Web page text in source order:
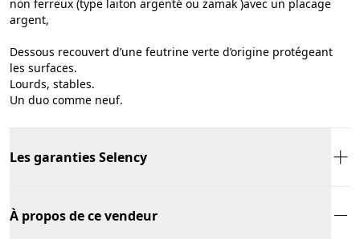
non ferreux (type laiton argenté ou zamak )avec un placage
argent,
Dessous recouvert d’une feutrine verte d’origine protégeant
les surfaces.
Lourds, stables.
Un duo comme neuf.
Les garanties Selency
À propos de ce vendeur